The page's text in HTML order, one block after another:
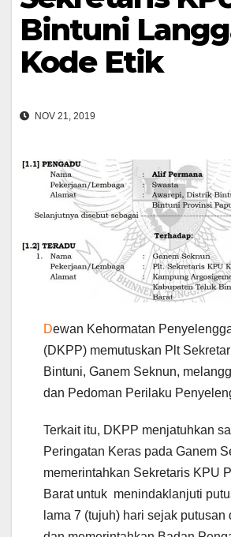
Bintuni
Kode Etik
NOV 21, 2019
Dewan Kehormatan
(DKPP) memutuskan Plt
Bintuni, Ganem Seknun,
dan Pedoman Perilaku
Terkait itu, DKPP menjatuhkan
Peringatan Keras pada Ganem
memerintahkan Sekretaris KPU
Barat untuk menindaklanjuti
lama 7 (tujuh) hari sejak putusan